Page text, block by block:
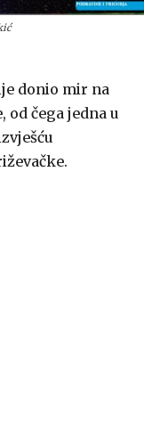
donio mir na
od čega jedna u